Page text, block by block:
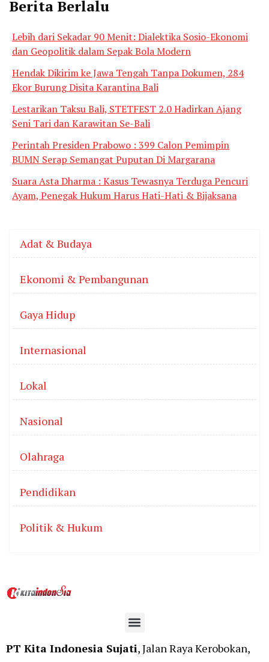
Berita Berlalu
Lebih dari Sekadar 90 Menit: Dialektika Sosio-Ekonomi
dan Geopolitik dalam Sepak Bola Modern
Hendak Dikirim ke Jawa Tengah Tanpa Dokumen, 284
Ekor Burung Disita Karantina Bali
Lestarikan Taksu Bali, STETFEST 2.0 Hadirkan Ajang
Seni Tari dan Karawitan Se-Bali
Perintah Presiden Prabowo : 399 Calon Pemimpin
BUMN Serap Semangat Puputan Di Margarana
Suara Asta Dharma : Kasus Tewasnya Terduga Pencuri
Ayam, Penegak Hukum Harus Hati-Hati & Bijaksana
Adat & Budaya
Ekonomi & Pembangunan
Gaya Hidup
Internasional
Lokal
Nasional
Olahraga
Pendidikan
Politik & Hukum
PT Kita Indonesia Sujati, Jalan Raya Kerobokan,